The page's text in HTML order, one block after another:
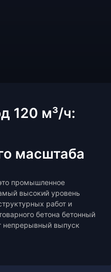
120 м³/ч:
масштаба
промышленное
высокий уровень
работ и
бетона бетонный
непрерывный выпуск